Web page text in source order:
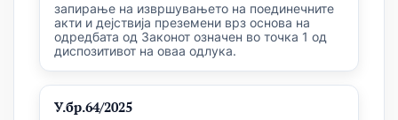
запирање на извршувањето на поединечните
акти и дејствија преземени врз основа на
одредбата од Законот означен во точка 1 од
диспозитивот на оваа одлука.
У.бр.64/2025